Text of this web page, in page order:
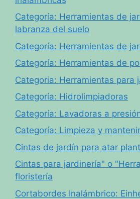
Categoría: Herramientas de
labranza del suelo
Categoría: Herramientas de
Categoría: Herramientas de
Categoria: Herramientas para
Categoría: Hidrolimpiadoras
Categoría: Lavadoras a
Categoría: Limpieza y
Cintas de jardín para atar
Cintas para jardinería" o
floristería
Cortabordes Inalámbrico: